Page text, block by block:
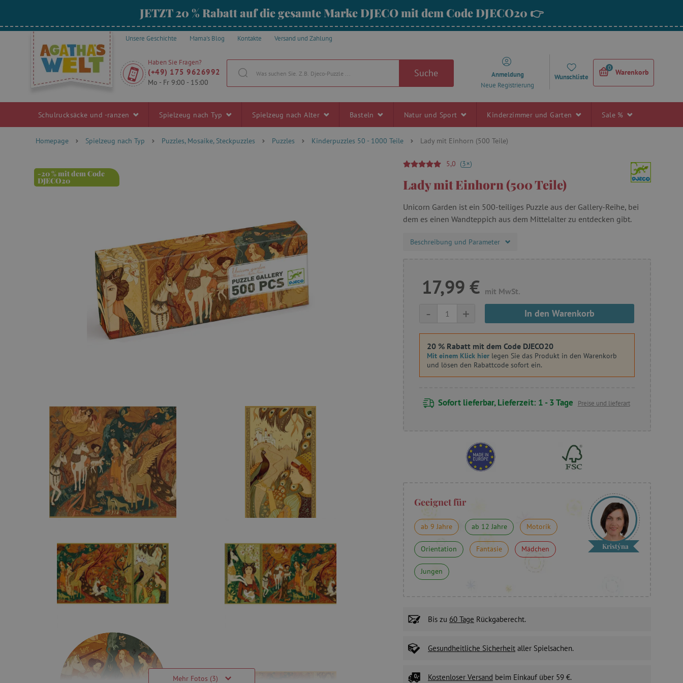
JETZT 20 % Rabatt auf die gesamte Marke DJECO mit dem Code DJECO20 👉
Unsere Geschichte Mama's Blog Kontakte Versand und Zahlung
Haben Sie Fragen?
(+49) 175 9626992
Mo - Fr 9:00 - 15:00
Suche
Anmeldung
Neue Registrierung
Wunschliste
0
Warenkorb
Schulrucksäcke und -ranzen Spielzeug nach Typ Spielzeug nach Alter Basteln Natur und Sport Kinderzimmer und Garten Sale %
Homepage Spielzeug nach Typ Puzzles, Mosaike, Steckpuzzles Puzzles Kinderpuzzles 50 - 1000 Teile Lady mit Einhorn (500 Teile)
-20 % mit dem Code
DJECO20
Mehr Fotos (3)
5,0 (3+)
Lady mit Einhorn (500 Teile)
Unicorn Garden ist ein 500-teiliges Puzzle aus der Gallery-Reihe, bei
dem es einen Wandteppich aus dem Mittelalter zu entdecken gibt.
Beschreibung und Parameter
17,99 € mit MwSt.
+
- In den Warenkorb
20 % Rabatt mit dem Code DJECO20
Mit einem Klick hier legen Sie das Produkt in den Warenkorb
und lösen den Rabattcode sofort ein.
Sofort lieferbar, Lieferzeit: 1 - 3 Tage Preise und lieferart
Geeignet für
ab 9 Jahre ab 12 Jahre Motorik
Orientation Fantasie Mädchen
Jungen
Kristýna
Bis zu 60 Tage Rückgaberecht.
Gesundheitliche Sicherheit aller Spielsachen.
Kostenloser Versand beim Einkauf über 59 €.